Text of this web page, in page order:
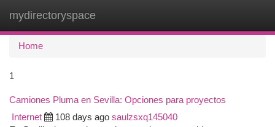
mydirectoryspace
Home
1
Camiones Pluma en Sevilla: Opciones para proyectos
Internet 108 days ago saulzsxq145040